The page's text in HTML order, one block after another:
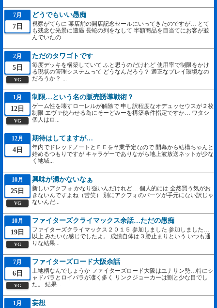
7月
7日
どうでもいい愚痴
視察がてらに 某店舗の開店記念セールにいってきたのですが… とて
も残念な光景に遭遇 長蛇の列をなして 半額商品を目当てにお客が並
んでいたの...
2月
5日
VG
ただのタワゴトです
毎度デッキを構築していて ふと思うのだけれど 使用率で制限をかけ
る現状の管理システムって どうなんだろう？ 適正なプレイ環境なの
だろうか？ ...
1月
12日
VG
制限…という名の販売誘導戦術？
ゲーム性を壊すローレルが解除で 申し訳程度なオデュッセウスが２枚
制限 エヴァ使わせる為にそーどみーを構築条件指定ですか… ワタシ
個人はロ...
12月
4日
期待はしてますが…
年内でドレッドノートとＦＥを卒業予定なので 開幕から結構ちゃんと
始めるつもりですが キャラゲーでありながら地上波放送ネットが少な
く地域...
10月
25日
VG
興味が湧かないなぁ
新しいアクフォ かなり強いんだけれど… 個人的には 全然買う気がお
きないんですよね（苦笑） 別にアクフォのパーツが手元にない訳じゃ
ないんだ...
10月
19日
VG
ファイターズクライマックス余話…ただの愚痴
ファイターズクライマックス２０１５ 参加しました 参加しました…
以上 みたいな感じでしたよ。 成績自体は３勝止まりという いつも通
りな結果...
7月
6日
VG
ファイターズロード大阪余話
土地柄なんでしょうか ファイターズロード大阪はユナサン勢…特にシ
ャドパラとロイパラが凄く多く リンクジョーカーは割と少な目でし
た。 結果...
1月 妄想